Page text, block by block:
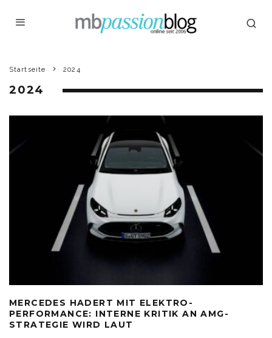
Startseite 2024
2024
MERCEDES HADERT MIT ELEKTRO-
PERFORMANCE: INTERNE KRITIK AN AMG-
STRATEGIE WIRD LAUT